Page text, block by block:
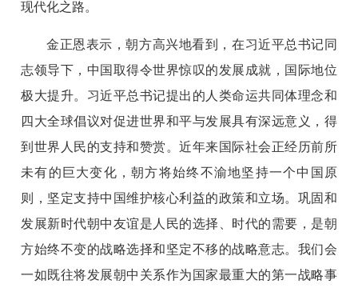
现代化之路。
金正恩表示，朝方高兴地看到，在习近平总书记同
志领导下，中国取得令世界惊叹的发展成就，国际地位
极大提升。习近平总书记提出的人类命运共同体理念和
四大全球倡议对促进世界和平与发展具有深远意义，得
到世界人民的支持和赞赏。近年来国际社会正经历前所
未有的巨大变化，朝方将始终不渝地坚持一个中国原
则，坚定支持中国维护核心利益的政策和立场。巩固和
发展新时代朝中友谊是人民的选择、时代的需要，是朝
方始终不变的战略选择和坚定不移的战略意志。我们会
一如既往将发展朝中关系作为国家最重大的第一战略事